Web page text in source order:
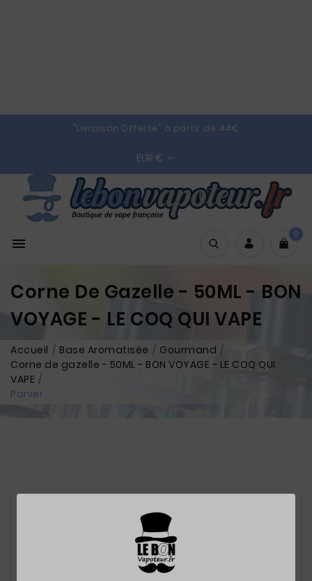
"Livraison Offerte" à partir de 44€
EUR € 

0
Corne De Gazelle - 50ML - BON
VOYAGE - LE COQ QUI VAPE
Accueil Base Aromatisée
Gourmand
Corne de gazelle - 50ML - BON VOYAGE - LE COQ QUI
VAPE
Panier